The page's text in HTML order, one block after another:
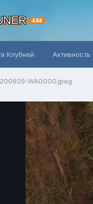
4X4
Клубней Активность
WA0000.jpeg